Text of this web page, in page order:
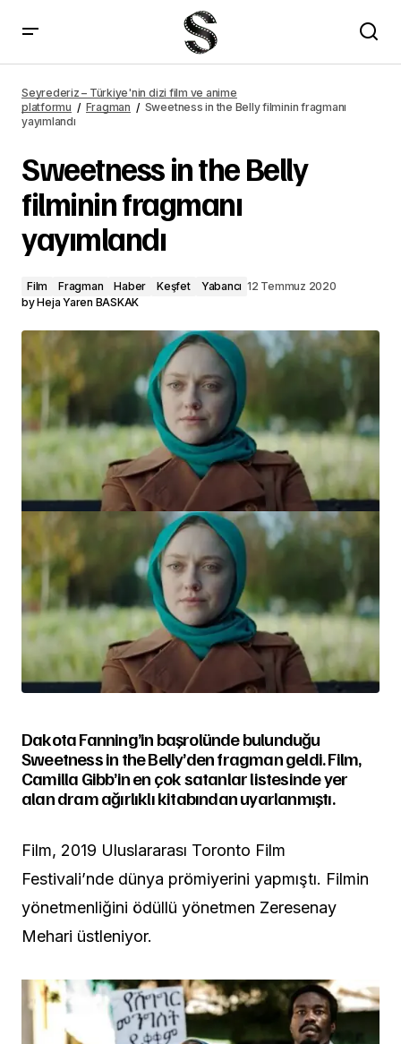
Seyrederiz – Türkiye'nin dizi film ve anime
platformu
Fragman
Sweetness in the Belly filminin fragmanı
yayımlandı
Sweetness in the Belly
filminin fragmanı
yayımlandı
Film Fragman Haber Keşfet Yabancı 12 Temmuz 2020
byHeja Yaren BASKAK
Dakota Fanning’in başrolünde bulunduğu
Sweetness in the Belly’den fragman geldi. Film,
Camilla Gibb’in en çok satanlar listesinde yer
alan dram ağırlıklı kitabından uyarlanmıştı.
Film, 2019 Uluslararası Toronto Film
Festivali’nde dünya prömiyerini yapmıştı. Filmin
yönetmenliğini ödüllü yönetmen Zeresenay
Mehari üstleniyor.